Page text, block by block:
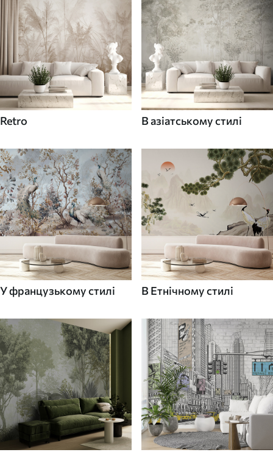
Retro В азіатському стилі
У французькому стилі В Етнічному стилі